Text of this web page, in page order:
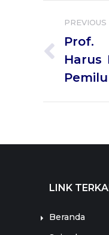
Post
PREVIOUS
Previous
Prof.
Harus
Pemilu
LINK
Beranda